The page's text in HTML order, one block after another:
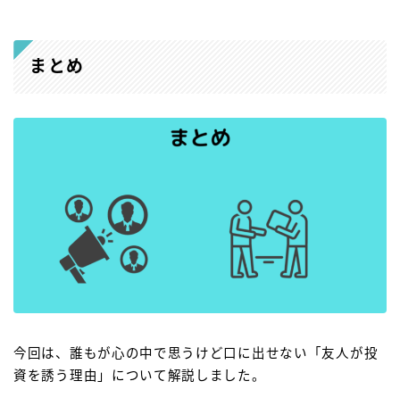
まとめ
今回は、誰もが心の中で思うけど口に出せない「友人が投
資を誘う理由」について解説しました。